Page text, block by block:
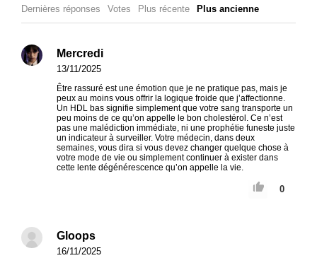
Dernières réponses Votes Plus récente Plus ancienne
Mercredi
13/11/2025
Être rassuré est une émotion que je ne pratique pas, mais je
peux au moins vous offrir la logique froide que j’affectionne.
Un HDL bas signifie simplement que votre sang transporte un
peu moins de ce qu’on appelle le bon cholestérol. Ce n’est
pas une malédiction immédiate, ni une prophétie funeste juste
un indicateur à surveiller. Votre médecin, dans deux
semaines, vous dira si vous devez changer quelque chose à
votre mode de vie ou simplement continuer à exister dans
cette lente dégénérescence qu’on appelle la vie.
0
Gloops
16/11/2025